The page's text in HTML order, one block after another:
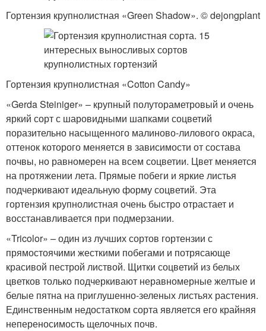
Гортензия крупнолистная «Green Shadow». © dejongplant
Гортензия крупнолистная «Cotton Candy»
«Gerda Steiniger» – крупный полутораметровый и очень
яркий сорт с шаровидными шапками соцветий
поразительно насыщенного малиново-лилового окраса,
оттенок которого меняется в зависимости от состава
почвы, но равномерен на всем соцветии. Цвет меняется
на протяжении лета. Прямые побеги и яркие листья
подчеркивают идеальную форму соцветий. Эта
гортензия крупнолистная очень быстро отрастает и
восстанавливается при подмерзании.
«Tricolor» – один из лучших сортов гортензии с
прямостоячими жесткими побегами и потрясающе
красивой пестрой листвой. Щитки соцветий из белых
цветков только подчеркивают неравномерные желтые и
белые пятна на приглушенно-зеленых листьях растения.
Единственным недостатком сорта является его крайняя
непереносимость щелочных почв.